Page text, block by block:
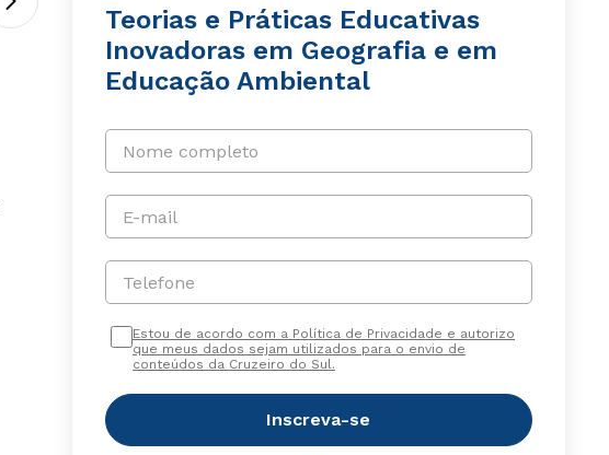
Teorias e Práticas Educativas
Inovadoras em Geografia e em
Educação Ambiental
Nome completo
E-mail
Telefone
Estou de acordo com a Política de Privacidade e autorizo
que meus dados sejam utilizados para o envio de
conteúdos da Cruzeiro do Sul.
Inscreva-se